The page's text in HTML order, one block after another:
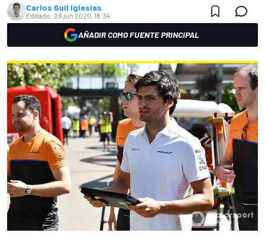
Carlos Guil Iglesias
Editado: 29 jun 2020, 16:34
AÑADIR COMO FUENTE PRINCIPAL